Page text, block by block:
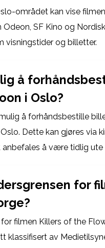
området kan vise
Odeon, SF Kino og
visningstider og billetter.
å
i Oslo?
å forhåndsbestille
Dette kan gjøres via
anbefales å være tidlig
for
filmen Killers of the
klassifisert av